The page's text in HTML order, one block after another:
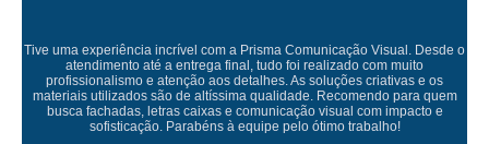
Empresa maravilhosa, entregue antes do prazo e a instalação da lona
ficou perfeita, indico de olhos fechados